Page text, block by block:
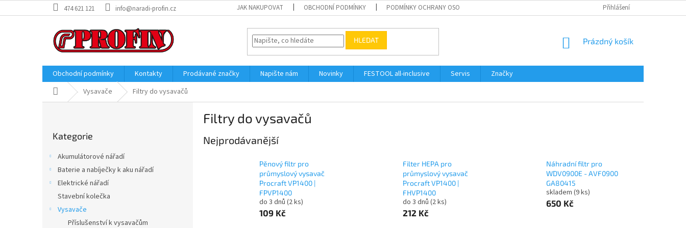
na
474 621 121 info@naradi-profin.cz JAK NAKUPOVAT OBCHODNÍ PODMÍNKY PODMÍNKY OCHRANY OSOBNÍCH ÚDAJŮ Přihlášení
HLEDAT
NÁKUPNÍ
Prázdný košík
Obchodní podmínky Kontakty Prodávané značky Napište nám Novinky FESTOOL all-inclusive Servis
Značky
Domů Vysavače Filtry do vysavačů
kategorie
Kategorie
Akumulátorové nářadí
Baterie a nabíječky k aku nářadí
Elektrické nářadí
Stavební kolečka
Vysavače
Příslušenství k vysavačům
Filtry do vysavačů
Nejprodávanější
Pěnový filtr pro
průmyslový vysavač
Procraft VP1400 |
FPVP1400
do 3 dnů (2 ks)
109 Kč
Filter HEPA pro
průmyslový vysavač
Procraft VP1400 |
FHVP1400
do 3 dnů (2 ks)
212 Kč
Náhradní filtr pro
WDV0900E - AVF0900
GA80415
skladem (9 ks)
650 Kč